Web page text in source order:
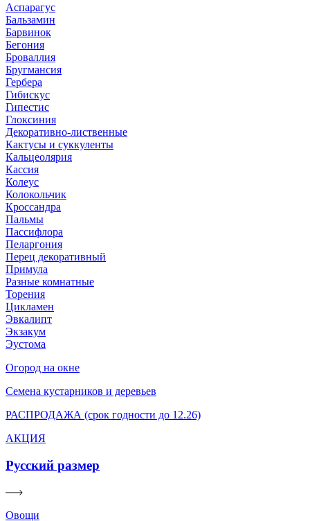
Аспарагус
Бальзамин
Барвинок
Бегония
Броваллия
Бругмансия
Гербера
Гибискус
Гипестис
Глоксиния
Декоративно-лиственные
Кактусы и суккуленты
Кальцеолярия
Кассия
Колеус
Колокольчик
Кроссандра
Пальмы
Пассифлора
Пеларгония
Перец декоративный
Примула
Разные комнатные
Торения
Цикламен
Эвкалипт
Экзакум
Эустома
Огород на окне
Семена кустарников и деревьев
РАСПРОДАЖА (срок годности до 12.26)
АКЦИЯ
Русский размер
Овощи